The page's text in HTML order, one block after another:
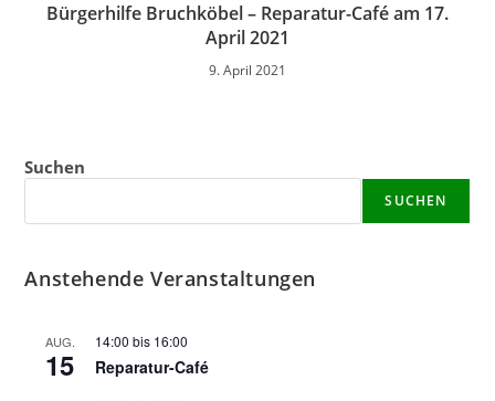
Bürgerhilfe Bruchköbel – Reparatur-Café am 17.
April 2021
9. April 2021
Suchen
SUCHEN
Anstehende Veranstaltungen
AUG.
15
14:00 bis 16:00
Reparatur-Café